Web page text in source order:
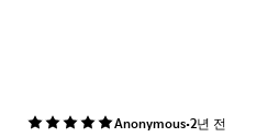
Anonymous·2년 전